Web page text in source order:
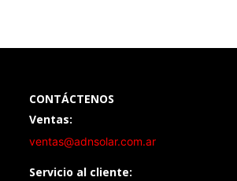
CONTÁCTENOS
Ventas:
ventas@adnsolar.com.ar
Servicio al cliente: